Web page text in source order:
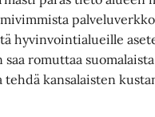
hyvinvointialueille
romuttaa suomalaista
kansalaisten